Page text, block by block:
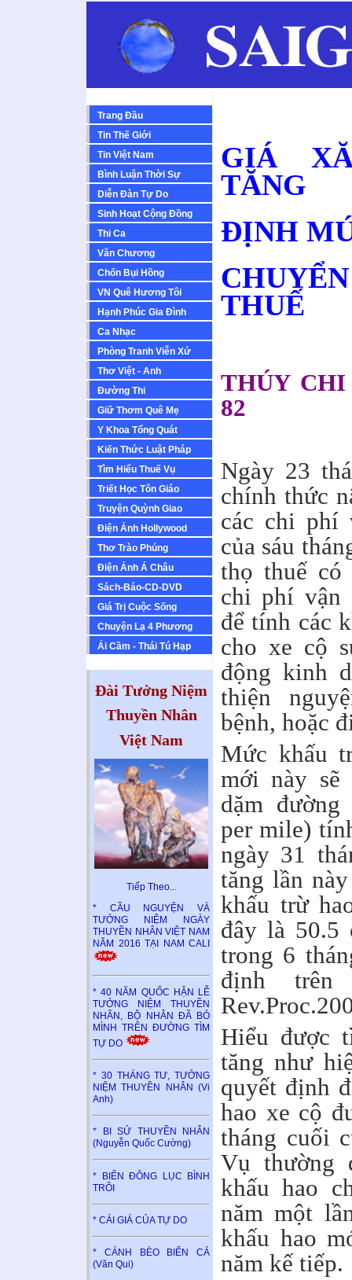
Trang Đầu
Tin Thế Giới
Tin Việt Nam
Bình Luận Thời Sự
Diễn Ðàn Tự Do
Sinh Hoạt Cộng Ðồng
Thi Ca
Văn Chương
Chốn Bụi Hồng
VN Quê Hương Tôi
Hạnh Phúc Gia Đình
Ca Nhạc
Phòng Tranh Viễn Xứ
Thơ Việt - Anh
Ðường Thi
Giữ Thơm Quê Mẹ
Y Khoa Tổng Quát
Kiến Thức Luật Pháp
Tìm Hiểu Thuế Vụ
Triết Học Tôn Giáo
Truyện Quỳnh Giao
Ðiện Ảnh Hollywood
Thơ Trào Phúng
Ðiện Ảnh Á Châu
Sách-Báo-CD-DVD
Giá Trị Cuộc Sống
Chuyện Lạ 4 Phương
Ái Cầm - Thái Tú Hạp
Đài Tưởng Niệm
Thuyền Nhân
Việt Nam
Tiếp Theo...
* CẦU NGUYỆN VÀ
TƯỞNG NIỆM NGÀY
THUYỀN NHÂN VIỆT NAM
NĂM 2016 TẠI NAM CALI
* 40 NĂM QUỐC HẬN LỄ
TƯỞNG NIỆM THUYỀN
NHÂN, BỘ NHÂN ĐÃ BỎ
MÌNH TRÊN ĐƯỜNG TÌM
TỰ DO
* 30 THÁNG TƯ, TƯỞNG
NIỆM THUYỀN NHÂN (Vi
Anh)
* BI SỬ THUYỀN NHÂN
(Nguyễn Quốc Cường)
* BIỂN ĐÔNG LỤC BÌNH
TRÔI
* CÁI GIÁ CỦA TỰ DO
* CÁNH BÈO BIỂN CẢ
(Văn Qui)
GIÁ
TĂNG
ĐỊNH
THUẾ
THÚY CHI
82
Ngày 23
chính thức
các chi phí
của sáu
thọ thuế có
chi phí vận
để tính các
cho xe cộ
động kinh
thiện
bệnh, hoặc
Mức khấu
mới này sẽ
dặm
per mile)
ngày 31
tăng lần
khấu trừ
đây là 50.5
trong 6
định
Hiểu được
tăng như
quyết định
hao xe cộ
tháng cuối
Vụ thường
khấu hao
năm một
khấu hao
năm kế tiếp.